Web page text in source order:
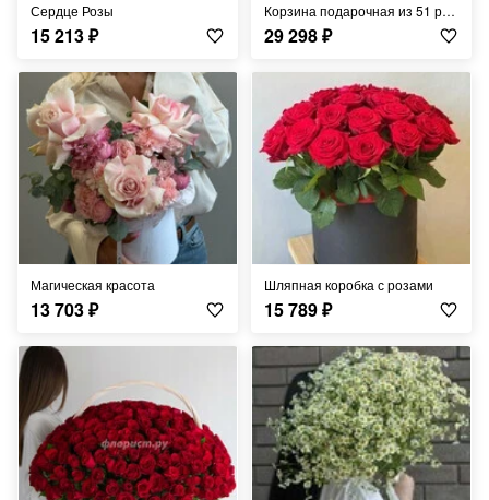
Сердце Розы
15 213₽
Корзина подарочная из 51 розы
29 298₽
Магическая красота
13 703₽
Шляпная коробка с розами
15 789₽